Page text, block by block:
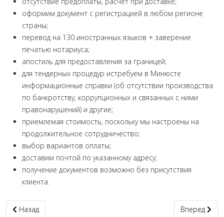
оформим документ с регистрацией в любом регионе
страны;
перевод на 130 иностранных языков + заверение
печатью нотариуса;
апостиль для предоставления за границей;
для тендерных процедур истребуем в Минюсте
информационные справки (об отсутствии производства
по банкротству, коррупционных и связанных с ними
правонарушений) и другие;
приемлемая стоимость, поскольку мы настроены на
продолжительное сотрудничество;
выбор вариантов оплаты;
доставим почтой по указанному адресу;
получение документов возможно без присутствия
клиента.
Предыдущий: Справка о несудимости Мариуполь и Донецкая
Назад Следующий:
Вперед